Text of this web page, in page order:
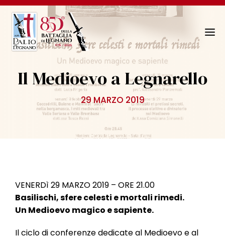
N
Il Medioevo a Legnarello
29 MARZO 2019
VENERDì 29 MARZO 2019 – ORE 21.00
Basilischi, sfere celesti e mortali rimedi.
Un Medioevo magico e sapiente.
Il ciclo di conferenze dedicate al Medioevo e al